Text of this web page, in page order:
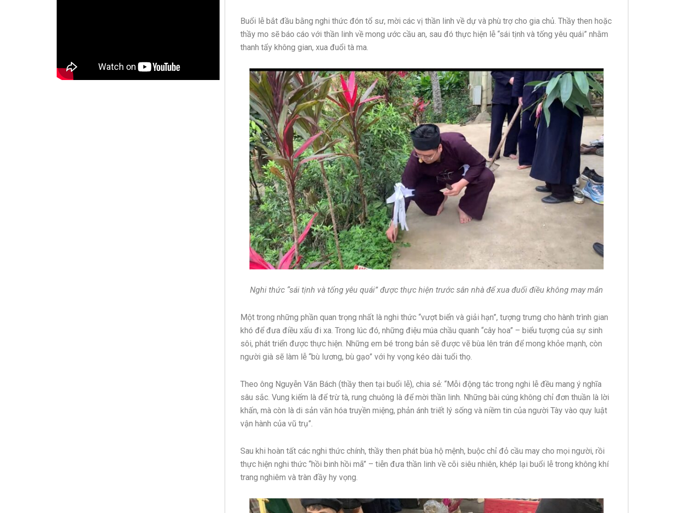
Buổi lễ bắt đầu bằng nghi thức đón tổ sư, mời các vị thần linh về dự và phù trợ cho gia chủ. Thầy then hoặc
thầy mo sẽ báo cáo với thần linh về mong ước cầu an, sau đó thực hiện lễ “sái tịnh và tống yêu quái” nhằm
thanh tẩy không gian, xua đuổi tà ma.
Nghi thức “sái tịnh và tống yêu quái” được thực hiện trước sân nhà để xua đuổi điều không may mắn
Một trong những phần quan trọng nhất là nghi thức “vượt biển và giải hạn”, tượng trưng cho hành trình gian
khó để đưa điều xấu đi xa. Trong lúc đó, những điệu múa chầu quanh “cây hoa” – biểu tượng của sự sinh
sôi, phát triển được thực hiện. Những em bé trong bản sẽ được vẽ bùa lên trán để mong khỏe mạnh, còn
người già sẽ làm lễ “bù lương, bù gạo” với hy vọng kéo dài tuổi thọ.
Theo ông Nguyễn Văn Bách (thầy then tại buổi lễ), chia sẻ: “Mỗi động tác trong nghi lễ đều mang ý nghĩa
sâu sắc. Vung kiếm là để trừ tà, rung chuông là để mời thần linh. Những bài cúng không chỉ đơn thuần là lời
khấn, mà còn là di sản văn hóa truyền miệng, phản ánh triết lý sống và niềm tin của người Tày vào quy luật
vận hành của vũ trụ”.
Sau khi hoàn tất các nghi thức chính, thầy then phát bùa hộ mệnh, buộc chỉ đỏ cầu may cho mọi người, rồi
thực hiện nghi thức “hồi binh hồi mã” – tiễn đưa thần linh về cõi siêu nhiên, khép lại buổi lễ trong không khí
trang nghiêm và tràn đầy hy vọng.